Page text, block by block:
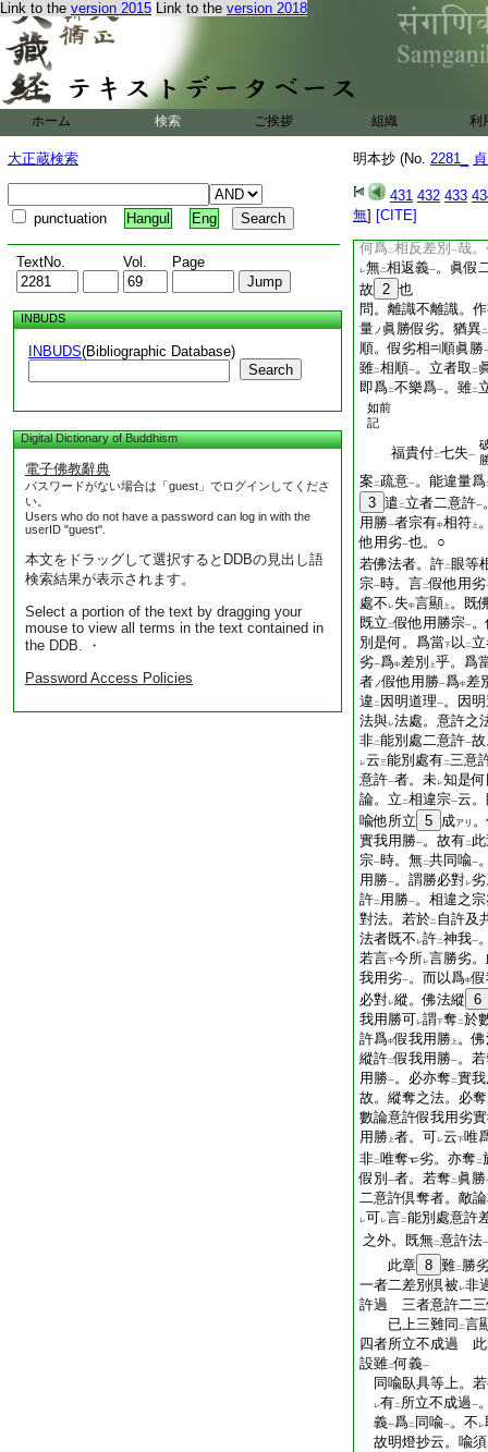
Link to the version 2015 Link to the version 2018
ホーム 検索 ご挨拶 組織 利
大正蔵検索
punctuation Hangul Eng
TextNo. Vol. Page
INBUDS
INBUDS(Bibliographic Database)
Search
Digital Dictionary of Buddhism
電子佛教辭典
パスワードがない場合は「guest」でログインしてくださ
い。
Users who do not have a password can log in with the
userID "guest".
本文をドラッグして選択するとDDBの見出し語
検索結果が表示されます。
Select a portion of the text by dragging your
mouse to view all terms in the text contained in
the DDB. ・
Password Access Policies
明本抄 (No. 2281_
431 432 433
無] [CITE]
一因違四法差別 能
不
大作法有法差別 作
非
許。未
水火
10
且本質色。或ハ
作法有法差別。作
實等也 且依此
二傳
何爲 二相反差別 一哉
レ無二相返義一。眞假
故 2 也
問。離識不離識。
量ノ 眞勝假劣。猶異二
順。假劣相 順眞勝
雖二相順一。立者取 二
即爲二不樂爲一。雖二
如前
記
福貴付二七失一
案二疏意一。能違量爲
3 遣 二 立者二意許一
用勝一者宗有中相符 上
他用劣一也。○
若佛法者。許二 眼等
宗一時。言二假他用劣
處不 レ失中言顯 上 。既
既立 二假他用勝宗一
別是何。爲當下 以 二
劣一爲中差別 上乎。爲
者ノ假他用勝一爲中差
違 二 因明道理一。因
法與レ法處。意許之
非二能別處二意許一
レ云三能別處有二三意
意許一者。未レ知是
論。立 二相違宗一云
喩他所立 5 成アリ
實我用勝一。故有二
宗一時。無二共同喩一
用勝一。謂勝必對レ
許二 用勝一。相違之
對法。若於二 自許及
法者既不 レ許二神我一
若言下今所レ言勝劣
我用劣一。而以爲中
必對レ縱。佛法縱 6
我用勝可レ謂下奪 二於
許爲中假我用勝 上 。
縱許二假我用勝一。
用勝一。必亦奪 二實
故。縱奪之法。必奪
數論意許假我用劣
用勝 上者。可レ云下唯
非二唯奪 劣。亦奪 二
假別 一者。若奪 二 眞勝
二意許倶奪者。敵
レ可レ言二能別處意許
之外。既無二意許法一
此章 8 難二 勝
一者二差別倶被 レ非
許過 三者意許二三
已上三難同 二言
四者所立不成過
設雖二何義一
同喩臥具等上。
レ有二 所立不成過一
義一爲二 同喩一。不 レ
故明燈抄云。喩須